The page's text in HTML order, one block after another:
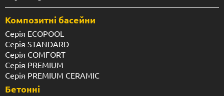
Композитні басейни
Серія ECOPOOL
Серія STANDARD
Серія COMFORT
Серія PREMIUM
Серія PREMIUM CERAMIC
Бетонні